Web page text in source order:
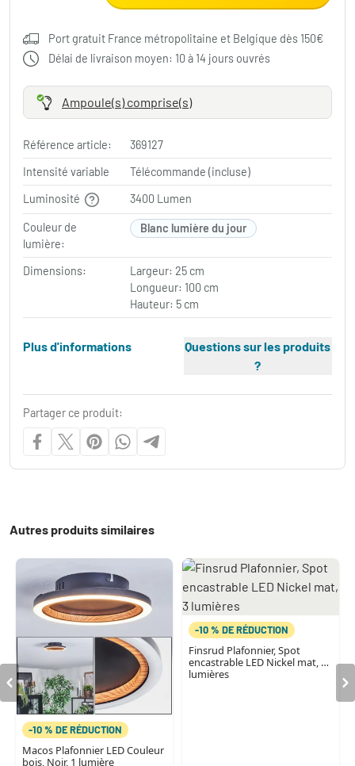
Port gratuit France métropolitaine et Belgique dès 150€
Délai de livraison moyen: 10 à 14 jours ouvrés
Ampoule(s) comprise(s)
Référence article:
369127
Intensité variable
Télécommande (incluse)
Luminosité
3400 Lumen
Couleur de
lumière:
Blanc lumière du jour
Dimensions:
Largeur: 25 cm
Longueur: 100 cm
Hauteur: 5 cm
Plus d'informations
Questions sur les produits
?
Partager ce produit:
Autres produits similaires
-10 % DE RÉDUCTION
Macos Plafonnier LED Couleur
bois, Noir, 1 lumière
-10 % DE RÉDUCTION
Finsrud Plafonnier, Spot
encastrable LED Nickel mat, 3
lumières